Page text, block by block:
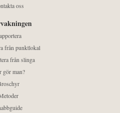
oss
från punktlokal
från slinga
gör man?